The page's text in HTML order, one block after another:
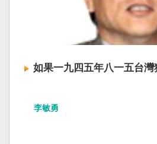
如果一九四五年八一五台灣
李敏勇